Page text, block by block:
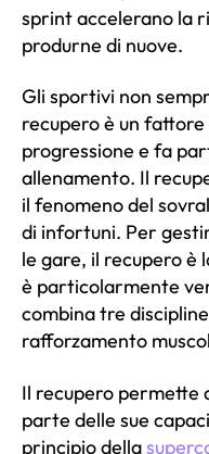
sprint accelerano la
produrne di nuove.
Gli sportivi non
recupero è un
progressione e fa
allenamento. Il
il fenomeno del
di infortuni. Per
le gare, il recupero è
è particolarmente
combina tre
rafforzamento
Il recupero permette
parte delle sue
principio della